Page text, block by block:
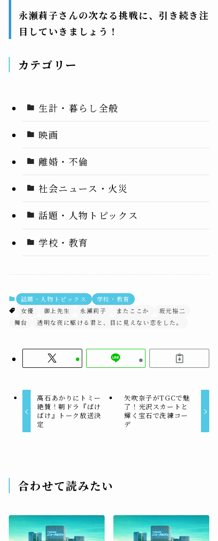
永瀬莉子さんの次なる挑戦に、引き続き注
目していきましょう！
カテゴリー
生計・暮らし全般
映画
離婚・不倫
社会ニュース・火災
話題・人物トピックス
学校・教育
話題・人物トピックス
学校・教育
女優
御上先生 永瀬莉子 またここか
坂元裕二
舞台
透明な夜に駆ける君と、目に見えない恋をした。
高石あかりにトミー
絶賛！朝ドラ『ばけ
ばけ』トーク放送決
定
矢吹奈子がTGCで魅
了！光沢スカートと
輝く宝石で洗練コー
デ
合わせて読みたい